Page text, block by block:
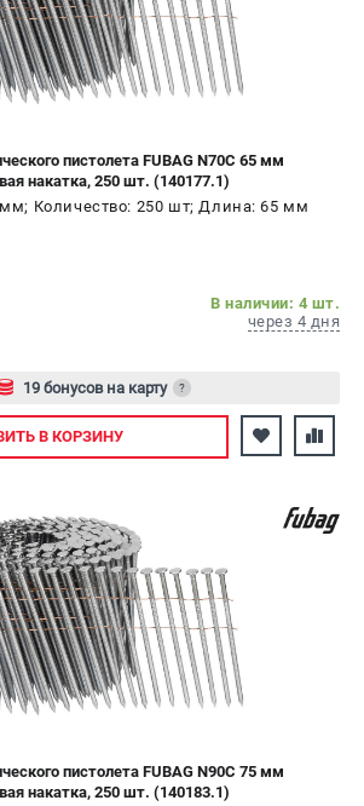
пистолета FUBAG N70C 65 мм
накатка, 250 шт. (140177.1)
мм; Количество: 250 шт; Длина: 65 мм
В наличии: 4 шт.
через 4 дня
19 бонусов на карту ?
Авторизуйтесь
В КОРЗИНУ
пистолета FUBAG N90C 75 мм
накатка, 250 шт. (140183.1)